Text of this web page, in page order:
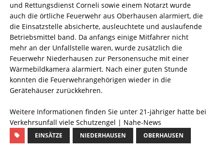
und Rettungsdienst Corneli sowie einem Notarzt wurde
auch die örtliche Feuerwehr aus Oberhausen alarmiert, die
die Einsatzstelle absicherte, ausleuchtete und auslaufende
Betriebsmittel band. Da anfangs einige Mitfahrer nicht
mehr an der Unfallstelle waren, wurde zusätzlich die
Feuerwehr Niederhausen zur Personensuche mit einer
Wärmebildkamera alarmiert. Nach einer guten Stunde
konnten die Feuerwehrangehörigen wieder in die
Gerätehäuser zurückkehren.
Weitere Informationen finden Sie unter 21-jähriger hatte bei
Verkehrsunfall viele Schutzengel | Nahe-News
EINSÄTZE NIEDERHAUSEN OBERHAUSEN